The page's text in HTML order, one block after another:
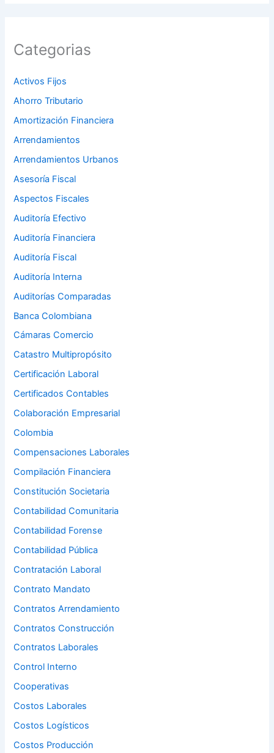
Categorias
Activos Fijos
Ahorro Tributario
Amortización Financiera
Arrendamientos
Arrendamientos Urbanos
Asesoría Fiscal
Aspectos Fiscales
Auditoría Efectivo
Auditoría Financiera
Auditoría Fiscal
Auditoría Interna
Auditorías Comparadas
Banca Colombiana
Cámaras Comercio
Catastro Multipropósito
Certificación Laboral
Certificados Contables
Colaboración Empresarial
Colombia
Compensaciones Laborales
Compilación Financiera
Constitución Societaria
Contabilidad Comunitaria
Contabilidad Forense
Contabilidad Pública
Contratación Laboral
Contrato Mandato
Contratos Arrendamiento
Contratos Construcción
Contratos Laborales
Control Interno
Cooperativas
Costos Laborales
Costos Logísticos
Costos Producción